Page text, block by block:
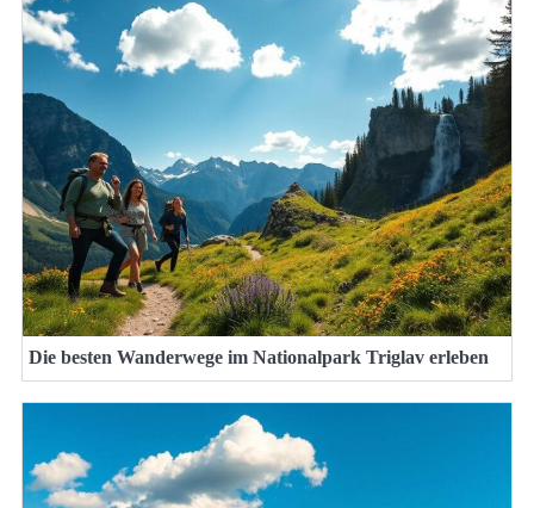
Die besten Wanderwege im Nationalpark Triglav erleben